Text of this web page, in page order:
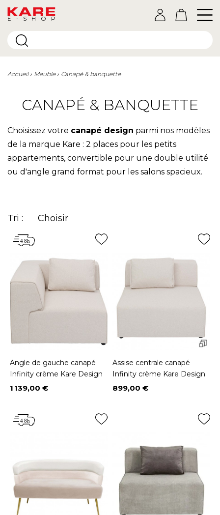
E-SHOP
Accueil Meuble Canapé & banquette
CANAPÉ & BANQUETTE
Choisissez votre canapé design parmi nos modèles
de la marque Kare : 2 places pour les petits
appartements, convertible pour une double utilité
ou d'angle grand format pour les salons spacieux.
Tri : Choisir
Angle de gauche canapé
Infinity crème Kare Design
Prix
1 139,00 €
Assise centrale canapé
Infinity crème Kare Design
Prix
899,00 €